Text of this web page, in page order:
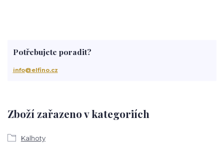
Zboží zařazeno v kategoriích
Kalhoty
Potřebujete poradit?
info@elfino.cz